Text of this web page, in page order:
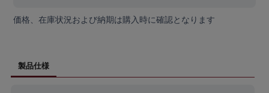
価格、在庫状況および納期は購入時に確認となります
製品仕様